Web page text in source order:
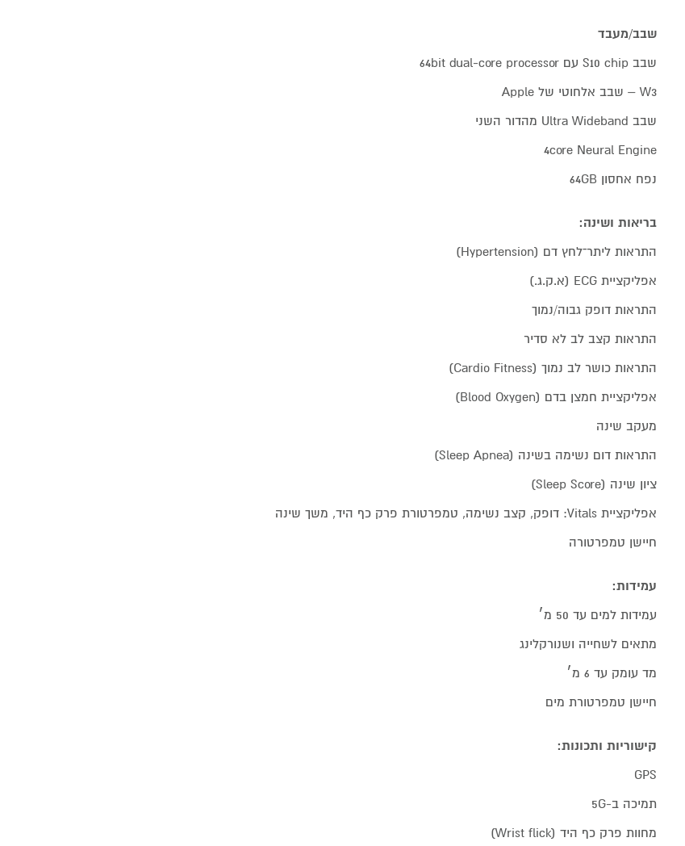
שבב/מעבד
שבב S10 chip עם 64bit dual-core processor
W3 – שבב אלחוטי של Apple
שבב Ultra Wideband מהדור השני
4core Neural Engine
נפח אחסון 64GB
בריאות ושינה:
התראות ליתר־לחץ דם (Hypertension)
אפליקציית ECG (א.ק.ג.)
התראות דופק גבוה/נמוך
התראות קצב לב לא סדיר
התראות כושר לב נמוך (Cardio Fitness)
אפליקציית חמצן בדם (Blood Oxygen)
מעקב שינה
התראות דום נשימה בשינה (Sleep Apnea)
ציון שינה (Sleep Score)
אפליקציית Vitals: דופק, קצב נשימה, טמפרטורת פרק כף היד, משך שינה
חיישן טמפרטורה
עמידות:
עמידות למים עד 50 מ׳
מתאים לשחייה ושנורקלינג
מד עומק עד 6 מ׳
חיישן טמפרטורת מים
קישוריות ותכונות:
GPS
תמיכה ב-5G
מחוות פרק כף היד (Wrist flick)